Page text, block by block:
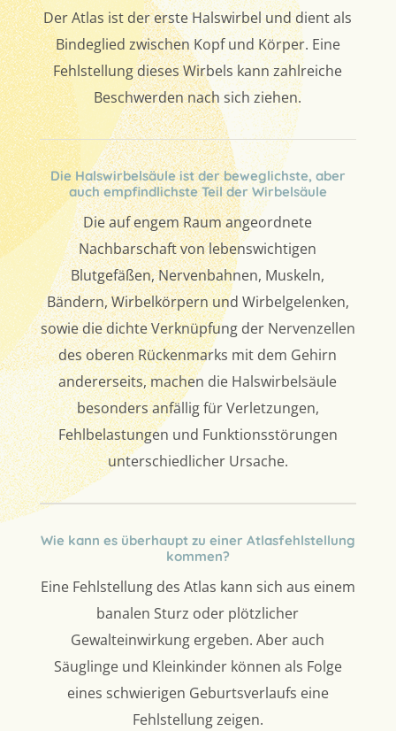
Der Atlas ist der erste Halswirbel und dient als
Bindeglied zwischen Kopf und Körper. Eine
Fehlstellung dieses Wirbels kann zahlreiche
Beschwerden nach sich ziehen.
Die Halswirbelsäule ist der beweglichste, aber
auch empfindlichste Teil der Wirbelsäule
Die auf engem Raum angeordnete
Nachbarschaft von lebenswichtigen
Blutgefäßen, Nervenbahnen, Muskeln,
Bändern, Wirbelkörpern und Wirbelgelenken,
sowie die dichte Verknüpfung der Nervenzellen
des oberen Rückenmarks mit dem Gehirn
andererseits, machen die Halswirbelsäule
besonders anfällig für Verletzungen,
Fehlbelastungen und Funktionsstörungen
unterschiedlicher Ursache.
Wie kann es überhaupt zu einer Atlasfehlstellung
kommen?
Eine Fehlstellung des Atlas kann sich aus einem
banalen Sturz oder plötzlicher
Gewalteinwirkung ergeben. Aber auch
Säuglinge und Kleinkinder können als Folge
eines schwierigen Geburtsverlaufs eine
Fehlstellung zeigen.